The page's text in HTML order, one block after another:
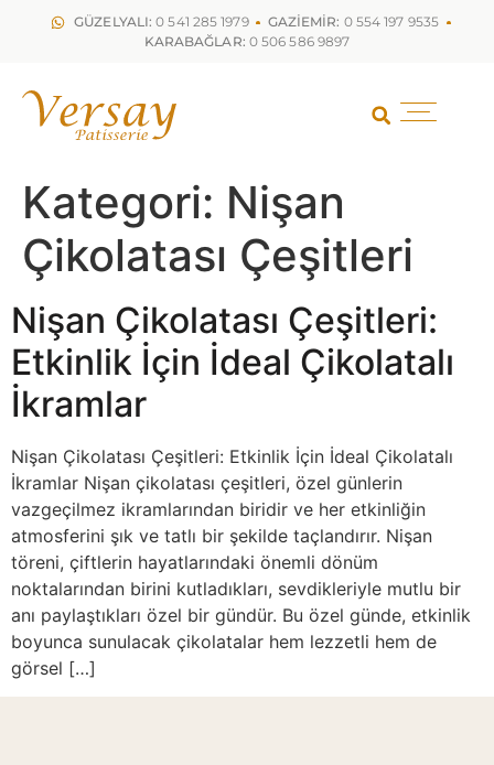
GÜZELYALI: 0 541 285 1979 GAZİEMİR: 0 554 197 9535
KARABAĞLAR: 0 506 586 9897
Kategori: Nişan
Çikolatası Çeşitleri
Nişan Çikolatası Çeşitleri:
Etkinlik İçin İdeal Çikolatalı
İkramlar
Nişan Çikolatası Çeşitleri: Etkinlik İçin İdeal Çikolatalı
İkramlar Nişan çikolatası çeşitleri, özel günlerin
vazgeçilmez ikramlarından biridir ve her etkinliğin
atmosferini şık ve tatlı bir şekilde taçlandırır. Nişan
töreni, çiftlerin hayatlarındaki önemli dönüm
noktalarından birini kutladıkları, sevdikleriyle mutlu bir
anı paylaştıkları özel bir gündür. Bu özel günde, etkinlik
boyunca sunulacak çikolatalar hem lezzetli hem de
görsel […]